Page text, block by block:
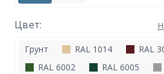
Цвет:
Грунт RAL 1014 RAL
RAL 6002
RAL 6005